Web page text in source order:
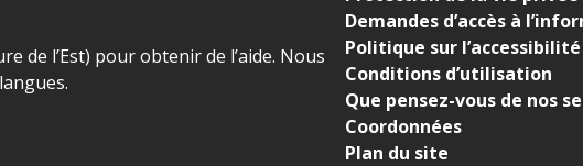
de l’Est) pour obtenir de l’aide. Nous
Demandes d’accès à
Politique sur l’accessibilité
Conditions d’utilisation
Que pensez-vous de nos
Coordonnées
Plan du site